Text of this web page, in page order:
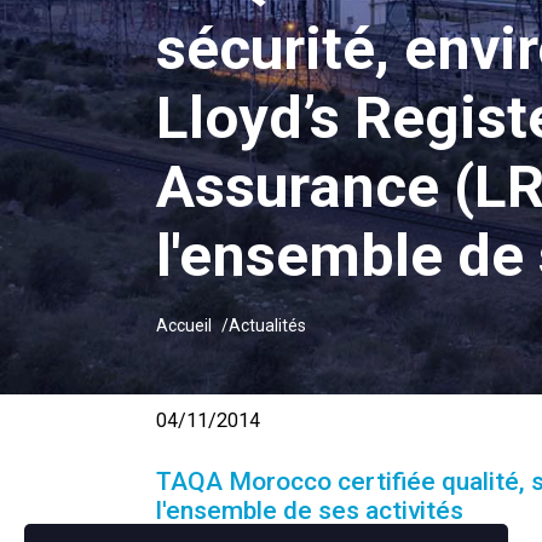
sécurité,
Lloyd’s
Assurance
l'ensemble
Accueil Actualités
04/11/2014
TAQA Morocco certifiée qualité,
l'ensemble de ses activités